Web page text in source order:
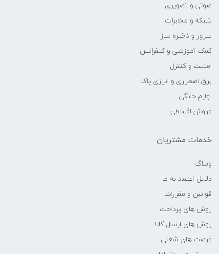
صوتی و تصویری
شبکه و مخابرات
سرور و ذخیره ساز
کمک آموزشی و کنفرانس
امنیت و کنترل
برق اضطراری و انرژی پاک
لوازم خانگی
فروش اقساطی
خدمات مشتریان
وبلاگ
دلایل اعتماد به ما
قوانین و مقررات
روش های پرداخت
روش های ارسال کالا
فرصت های شغلی